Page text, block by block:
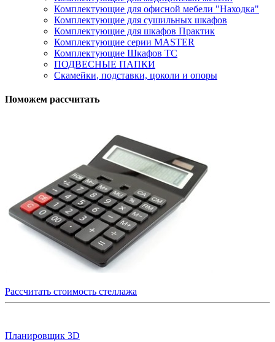
Комплектующие для офисной мебели "Находка"
Комплектующие для сушильных шкафов
Комплектующие для шкафов Практик
Комплектующие серии MASTER
Комплектующие Шкафов ТС
ПОДВЕСНЫЕ ПАПКИ
Скамейки, подставки, цоколи и опоры
Поможем рассчитать
Рассчитать стоимость стеллажа
Планировщик 3D